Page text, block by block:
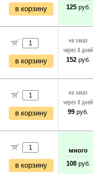
в корзину
125руб.
в корзину
на заказ
через 8 дней
152руб.
в корзину
на заказ
через 8 дней
99 руб.
в корзину
много
108руб.